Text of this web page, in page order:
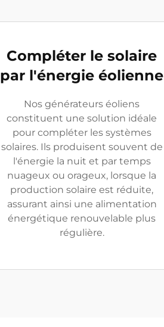
Compléter le solaire
par l'énergie éolienne
Nos générateurs éoliens
constituent une solution idéale
pour compléter les systèmes
solaires. Ils produisent souvent de
l'énergie la nuit et par temps
nuageux ou orageux, lorsque la
production solaire est réduite,
assurant ainsi une alimentation
énergétique renouvelable plus
régulière.